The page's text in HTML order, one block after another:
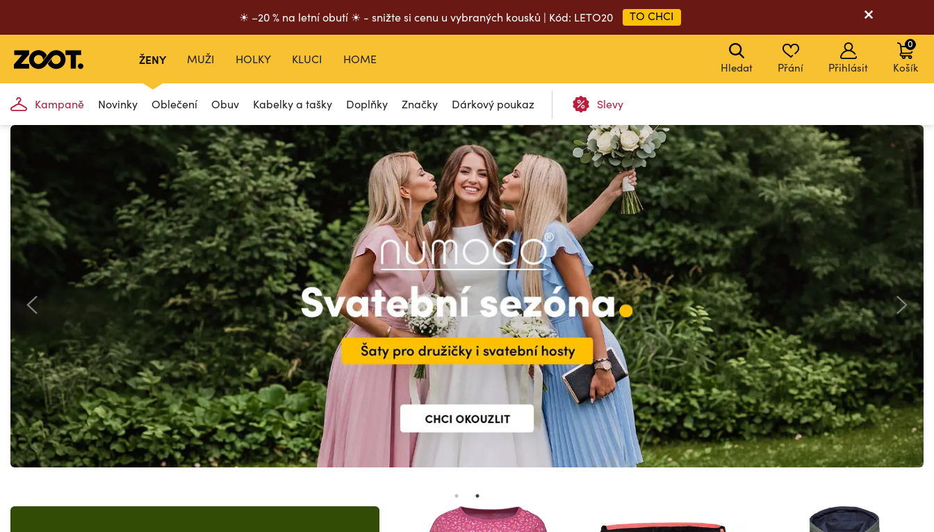
☀ –20 % na letní obutí ☀ - snižte si cenu u vybraných kousků | Kód: LETO20 TO CHCI
ŽENY
Kampaně Novinky Oblečení Obuv Kabelky a tašky Doplňky Značky Dárkový poukaz Slevy
MUŽI HOLKY KLUCI HOME
Hledat Přání Přihlásit Košík
0